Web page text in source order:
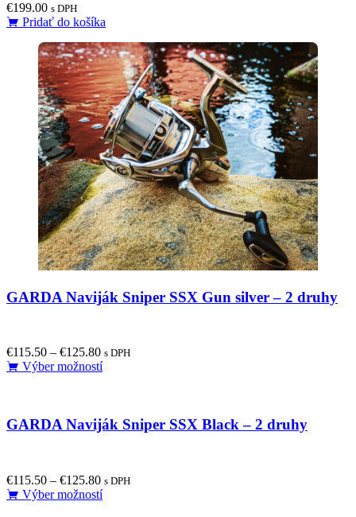
€199.00 s DPH
Pridať do košíka
GARDA Naviják Sniper SSX Gun silver – 2 druhy
€115.50 – €125.80 s DPH
Výber možnostíThis
variants.
be
chosen
GARDA Naviják Sniper SSX Black – 2 druhy
€115.50 – €125.80 s DPH
Výber možnostíThis